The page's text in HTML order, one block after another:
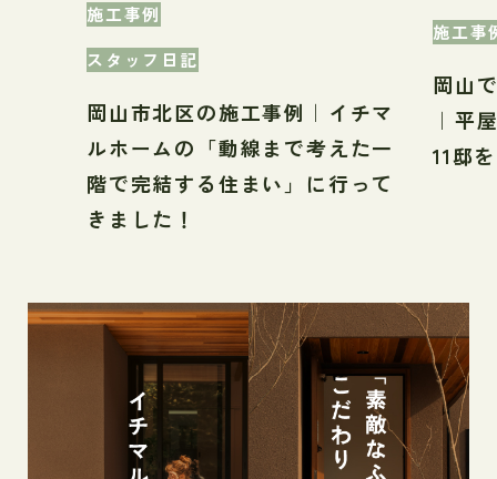
施工事例
スタッフ日記
岡山市北区の施工事例｜イチマ
ルホームの「動線まで考えた一
階で完結する住まい」に行って
きました！
施工事
岡山
｜平
11邸